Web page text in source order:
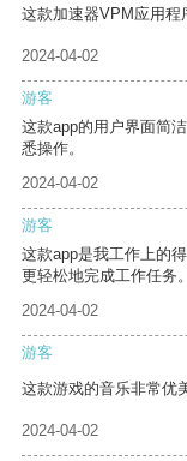
这款加速器VPM应用程
2024-04-02
游客
这款app的用户界面简
悉操作。
2024-04-02
游客
这款app是我工作上的
更轻松地完成工作任务。
2024-04-02
游客
这款游戏的音乐非常优
2024-04-02